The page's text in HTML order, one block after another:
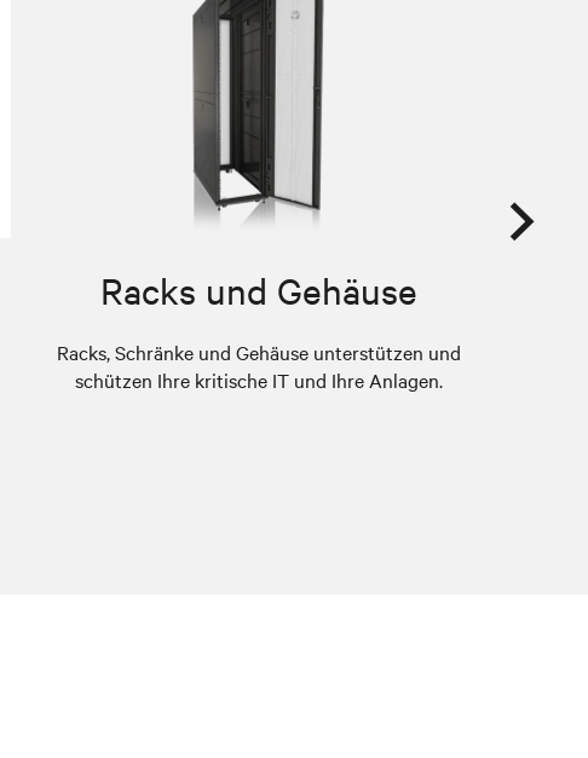
Racks und Gehäuse
Racks, Schränke und Gehäuse unterstützen und
schützen Ihre kritische IT und Ihre Anlagen.